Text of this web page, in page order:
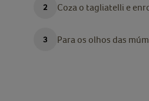
Coza o tagliatelli e
Para os olhos das